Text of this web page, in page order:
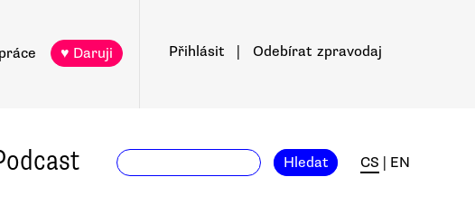
♥ Daruji Přihlásit Odebírat zpravodaj
Hledat CS EN